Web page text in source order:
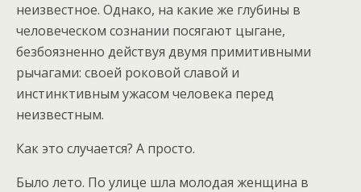
неизвестное. Однако, на какие же глубины в
человеческом сознании посягают цыгане,
безбоязненно действуя двумя примитивными
рычагами: своей роковой славой и
инстинктивным ужасом человека перед
неизвестным.
Как это случается? А просто.
Было лето. По улице шла молодая женщина в